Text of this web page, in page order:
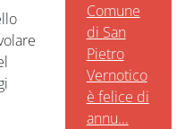
Comune
di San
Pietro
Vernotico
è felice di
annu...